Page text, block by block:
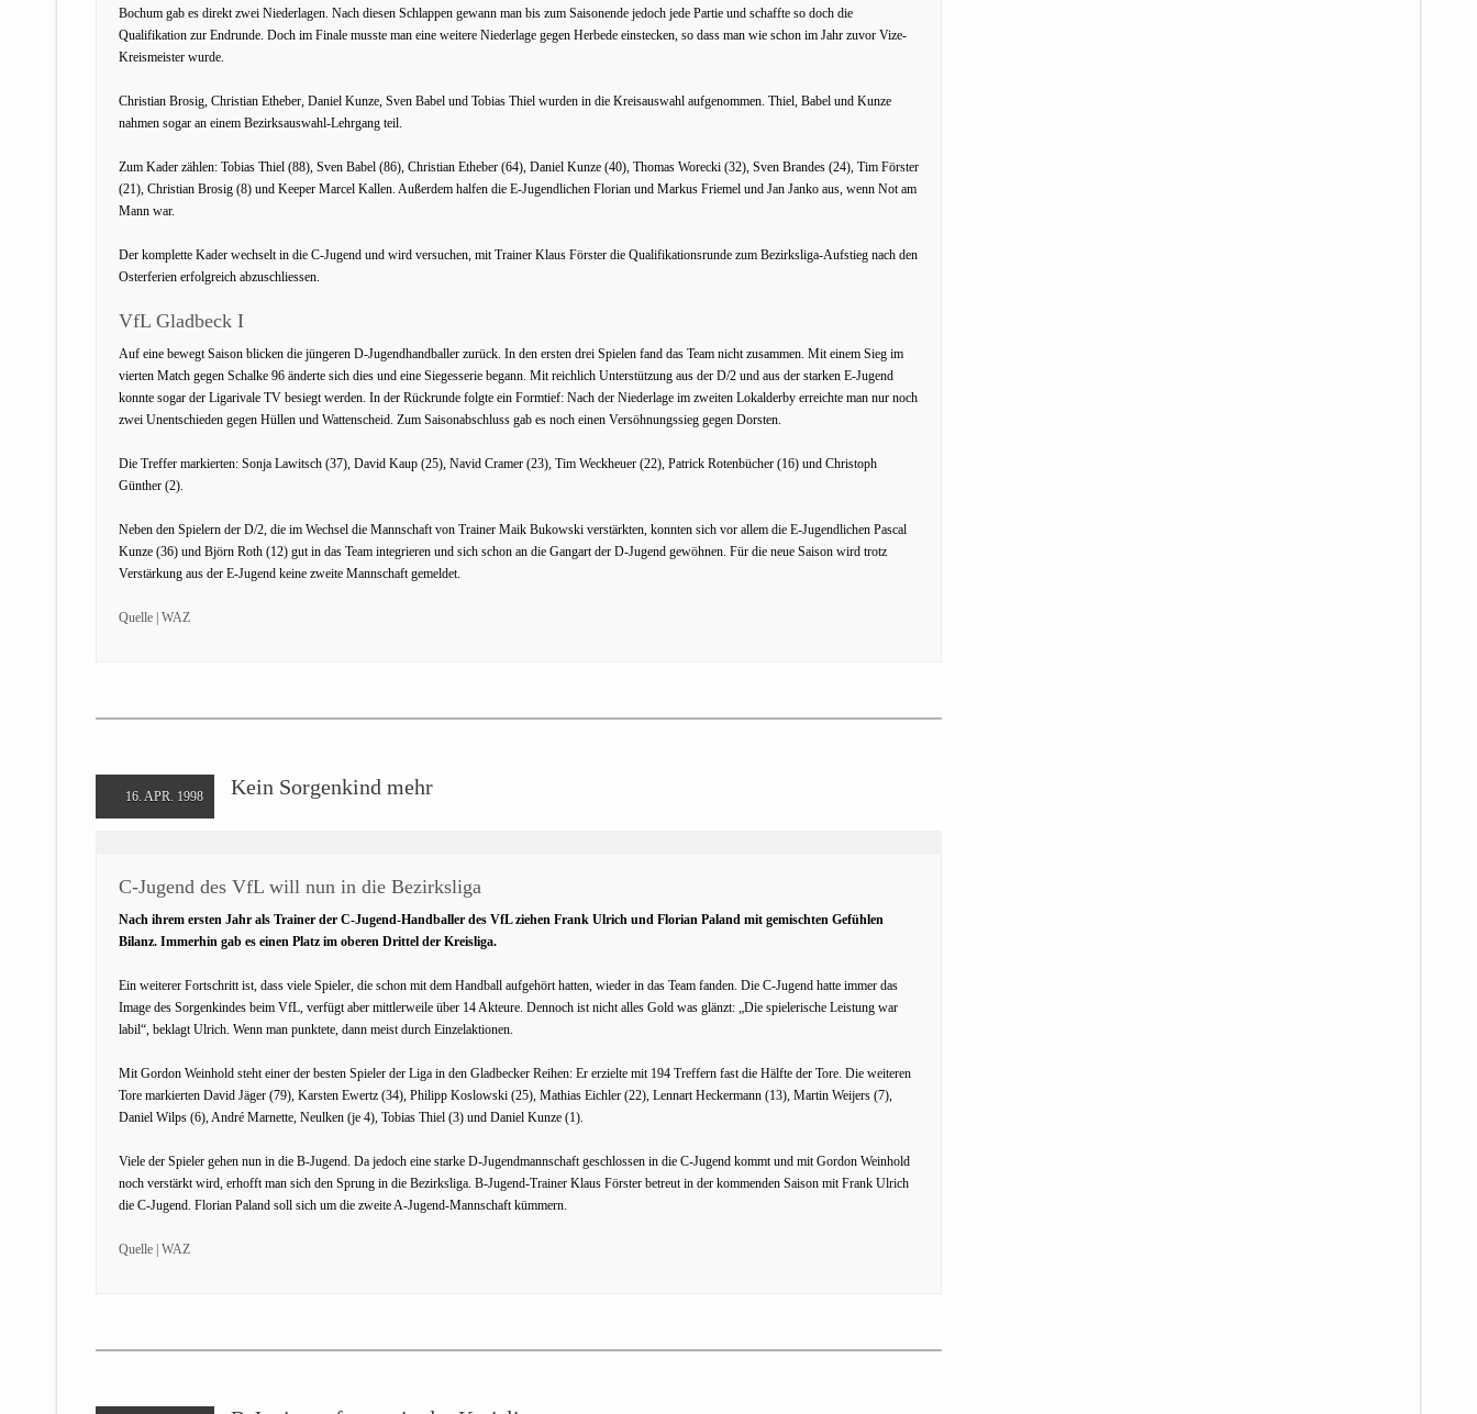
Bochum gab es direkt zwei Niederlagen. Nach diesen Schlappen gewann man bis zum Saisonende jedoch jede Partie und schaffte so doch die
Qualifikation zur Endrunde. Doch im Finale musste man eine weitere Niederlage gegen Herbede einstecken, so dass man wie schon im Jahr zuvor Vize-
Kreismeister wurde.
Christian Brosig, Christian Etheber, Daniel Kunze, Sven Babel und Tobias Thiel wurden in die Kreisauswahl aufgenommen. Thiel, Babel und Kunze
nahmen sogar an einem Bezirksauswahl-Lehrgang teil.
Zum Kader zählen: Tobias Thiel (88), Sven Babel (86), Christian Etheber (64), Daniel Kunze (40), Thomas Worecki (32), Sven Brandes (24), Tim Förster
(21), Christian Brosig (8) und Keeper Marcel Kallen. Außerdem halfen die E-Jugendlichen Florian und Markus Friemel und Jan Janko aus, wenn Not am
Mann war.
Der komplette Kader wechselt in die C-Jugend und wird versuchen, mit Trainer Klaus Förster die Qualifikationsrunde zum Bezirksliga-Aufstieg nach den
Osterferien erfolgreich abzuschliessen.
VfL Gladbeck I
Auf eine bewegt Saison blicken die jüngeren D-Jugendhandballer zurück. In den ersten drei Spielen fand das Team nicht zusammen. Mit einem Sieg im
vierten Match gegen Schalke 96 änderte sich dies und eine Siegesserie begann. Mit reichlich Unterstützung aus der D/2 und aus der starken E-Jugend
konnte sogar der Ligarivale TV besiegt werden. In der Rückrunde folgte ein Formtief: Nach der Niederlage im zweiten Lokalderby erreichte man nur noch
zwei Unentschieden gegen Hüllen und Wattenscheid. Zum Saisonabschluss gab es noch einen Versöhnungssieg gegen Dorsten.
Die Treffer markierten: Sonja Lawitsch (37), David Kaup (25), Navid Cramer (23), Tim Weckheuer (22), Patrick Rotenbücher (16) und Christoph
Günther (2).
Neben den Spielern der D/2, die im Wechsel die Mannschaft von Trainer Maik Bukowski verstärkten, konnten sich vor allem die E-Jugendlichen Pascal
Kunze (36) und Björn Roth (12) gut in das Team integrieren und sich schon an die Gangart der D-Jugend gewöhnen. Für die neue Saison wird trotz
Verstärkung aus der E-Jugend keine zweite Mannschaft gemeldet.
Quelle | WAZ
16. APR. 1998 Kein Sorgenkind mehr
C-Jugend des VfL will nun in die Bezirksliga
Nach ihrem ersten Jahr als Trainer der C-Jugend-Handballer des VfL ziehen Frank Ulrich und Florian Paland mit gemischten Gefühlen
Bilanz. Immerhin gab es einen Platz im oberen Drittel der Kreisliga.
Ein weiterer Fortschritt ist, dass viele Spieler, die schon mit dem Handball aufgehört hatten, wieder in das Team fanden. Die C-Jugend hatte immer das
Image des Sorgenkindes beim VfL, verfügt aber mittlerweile über 14 Akteure. Dennoch ist nicht alles Gold was glänzt: „Die spielerische Leistung war
labil“, beklagt Ulrich. Wenn man punktete, dann meist durch Einzelaktionen.
Mit Gordon Weinhold steht einer der besten Spieler der Liga in den Gladbecker Reihen: Er erzielte mit 194 Treffern fast die Hälfte der Tore. Die weiteren
Tore markierten David Jäger (79), Karsten Ewertz (34), Philipp Koslowski (25), Mathias Eichler (22), Lennart Heckermann (13), Martin Weijers (7),
Daniel Wilps (6), André Marnette, Neulken (je 4), Tobias Thiel (3) und Daniel Kunze (1).
Viele der Spieler gehen nun in die B-Jugend. Da jedoch eine starke D-Jugendmannschaft geschlossen in die C-Jugend kommt und mit Gordon Weinhold
noch verstärkt wird, erhofft man sich den Sprung in die Bezirksliga. B-Jugend-Trainer Klaus Förster betreut in der kommenden Saison mit Frank Ulrich
die C-Jugend. Florian Paland soll sich um die zweite A-Jugend-Mannschaft kümmern.
Quelle | WAZ